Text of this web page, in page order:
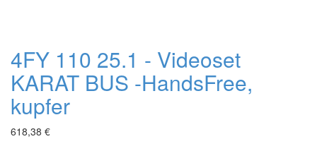
4FY 110 25.1 - Videoset
KARAT BUS -HandsFree,
kupfer
618,38 €